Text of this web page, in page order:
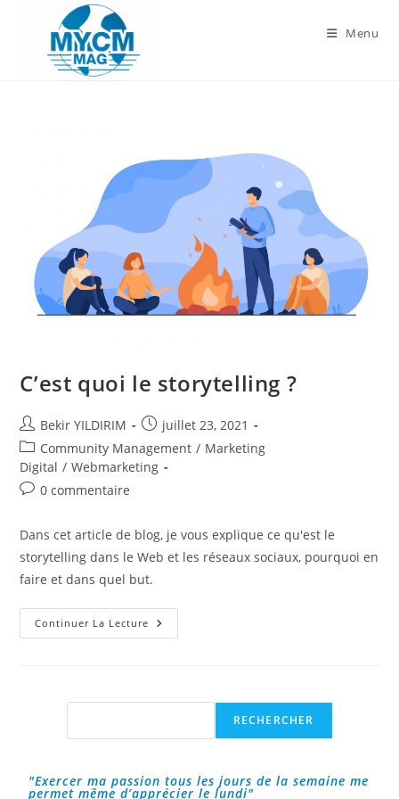
Menu
C’est quoi le storytelling ?
Auteur/autrice
de
la
publication :
Bekir YILDIRIM
Publication
publiée :
juillet 23, 2021
Post
category:
Community Management / Marketing
Digital / Webmarketing
Commentaires
la
publication :
0 commentaire
Dans cet article de blog, je vous explique ce qu'est le
storytelling dans le Web et les réseaux sociaux, pourquoi en
faire et dans quel but.
Continuer La Lecture C’est
Quoi
Rechercher
RECHERCHER
"Exercer ma passion tous les jours de la semaine me
permet même d’apprécier le lundi"